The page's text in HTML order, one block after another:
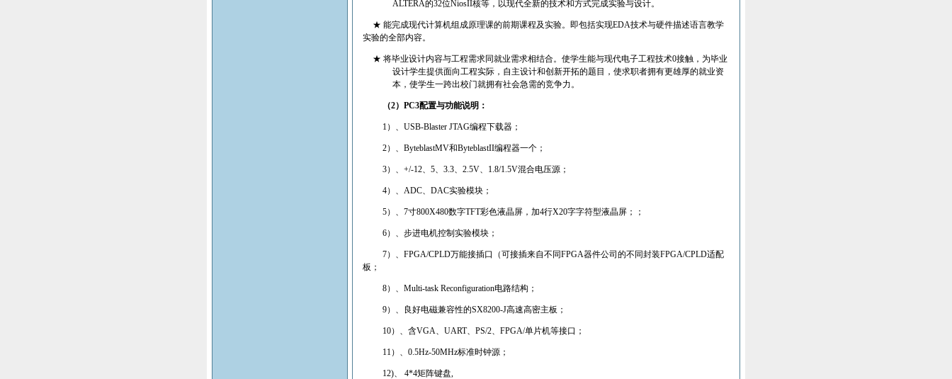
ALTERA的32位NiosII核等，以现代全新的技术和方式完成实验与设计。
★ 能完成现代计算机组成原理课的前期课程及实验。即包括实现EDA技术与硬件描述语言教学
实验的全部内容。
★ 将毕业设计内容与工程需求同就业需求相结合。使学生能与现代电子工程技术0接触，为毕业
设计学生提供面向工程实际，自主设计和创新开拓的题目，使求职者拥有更雄厚的就业资
本，使学生一跨出校门就拥有社会急需的竞争力。
（2）PC3配置与功能说明：
1）、 USB-Blaster JTAG编程下载器；
2）、 ByteblastMV和ByteblastII编程器一个；
3）、 +/-12、 5、 3.3、 2.5V、 1.8/1.5V混合电压源；
4）、 ADC、 DAC实验模块；
5）、 7寸800X480数字TFT彩色液晶屏，加4行X20字字符型液晶屏； ；
6）、步进电机控制实验模块；
7）、 FPGA/CPLD万能接插口（可接插来自不同FPGA器件公司的不同封装FPGA/CPLD适配
板；
8）、 Multi-task Reconfiguration电路结构；
9）、良好电磁兼容性的SX8200-J高速高密主板；
10）、含VGA、 UART、 PS/2、 FPGA/单片机等接口；
11）、 0.5Hz-50MHz标准时钟源；
12)、 4*4矩阵键盘,